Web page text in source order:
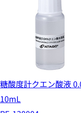
糖酸度計クエン酸液
10mL